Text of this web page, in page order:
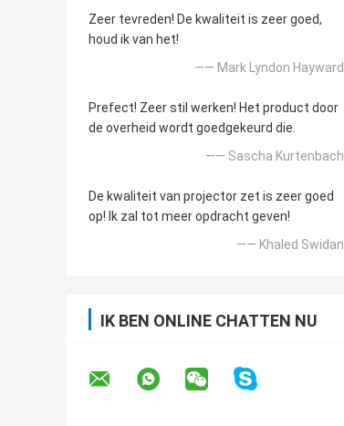
Zeer tevreden! De kwaliteit is zeer goed,
houd ik van het!
—— Mark Lyndon Hayward
Prefect! Zeer stil werken! Het product door
de overheid wordt goedgekeurd die.
—— Sascha Kurtenbach
De kwaliteit van projector zet is zeer goed
op! Ik zal tot meer opdracht geven!
—— Khaled Swidan
IK BEN ONLINE CHATTEN NU